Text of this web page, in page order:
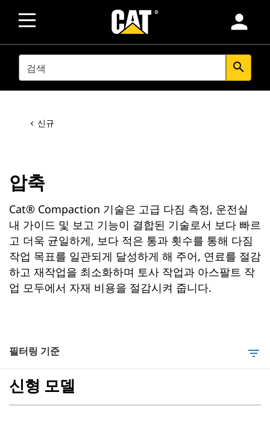
person
SEARCH search
신규
압축
Cat® Compaction 기술은 고급 다짐 측정, 운전실
내 가이드 및 보고 기능이 결합된 기술로서 보다 빠르
고 더욱 균일하게, 보다 적은 통과 횟수를 통해 다짐
작업 목표를 일관되게 달성하게 해 주어, 연료를 절감
하고 재작업을 최소화하며 토사 작업과 아스팔트 작
업 모두에서 자재 비용을 절감시켜 줍니다.
필터링 기준 filter_list
신형 모델